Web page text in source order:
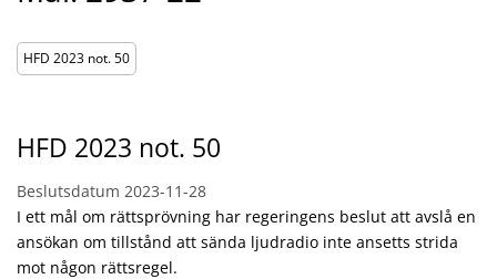
HFD 2023 not. 50
HFD 2023 not. 50
Beslutsdatum 2023-11-28
I ett mål om rättsprövning har regeringens beslut att avslå en
ansökan om tillstånd att sända ljudradio inte ansetts strida
mot någon rättsregel.